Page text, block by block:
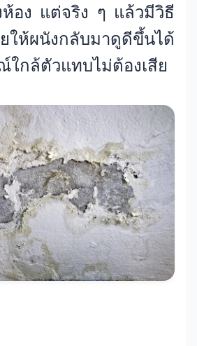
ห้อง แต่จริง ๆ แล้วมีวิธี
ห้ผนังกลับมาดูดีขึ้นได้
ใกล้ตัวแทบไม่ต้องเสีย